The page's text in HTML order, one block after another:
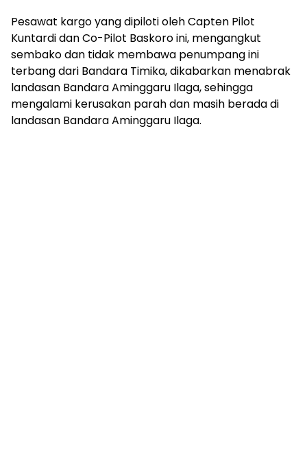
Pesawat kargo yang dipiloti oleh Capten Pilot
Kuntardi dan Co-Pilot Baskoro ini, mengangkut
sembako dan tidak membawa penumpang ini
terbang dari Bandara Timika, dikabarkan menabrak
landasan Bandara Aminggaru Ilaga, sehingga
mengalami kerusakan parah dan masih berada di
landasan Bandara Aminggaru Ilaga.